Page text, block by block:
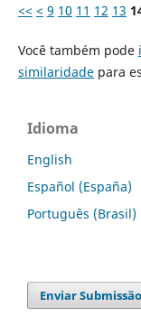
<< < 9 10 11 12 13
Você também pode
similaridadepara
Idioma
English
Español (España)
Português (Brasil)
Enviar Submissão